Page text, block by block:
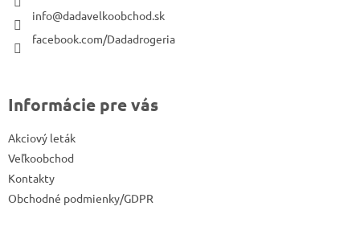
info@dadavelkoobchod.sk
facebook.com/Dadadrogeria
Informácie pre vás
Akciový leták
Veľkoobchod
Kontakty
Obchodné podmienky/GDPR